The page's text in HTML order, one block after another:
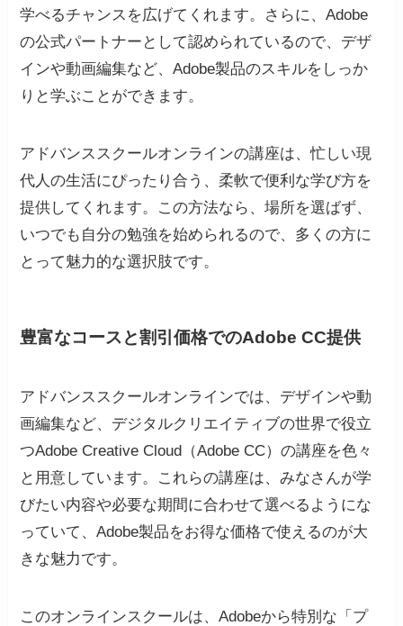
学べるチャンスを広げてくれます。さらに、Adobe
の公式パートナーとして認められているので、デザ
インや動画編集など、Adobe製品のスキルをしっか
りと学ぶことができます。
アドバンススクールオンラインの講座は、忙しい現
代人の生活にぴったり合う、柔軟で便利な学び方を
提供してくれます。この方法なら、場所を選ばず、
いつでも自分の勉強を始められるので、多くの方に
とって魅力的な選択肢です。
豊富なコースと割引価格でのAdobe CC提供
アドバンススクールオンラインでは、デザインや動
画編集など、デジタルクリエイティブの世界で役立
つAdobe Creative Cloud（Adobe CC）の講座を色々
と用意しています。これらの講座は、みなさんが学
びたい内容や必要な期間に合わせて選べるようにな
っていて、Adobe製品をお得な価格で使えるのが大
きな魅力です。
このオンラインスクールは、Adobeから特別な「プ